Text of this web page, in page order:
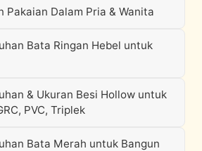
Pakaian Dalam Pria & Wanita
Bata Ringan Hebel untuk
& Ukuran Besi Hollow untuk
PVC, Triplek
Bata Merah untuk Bangun